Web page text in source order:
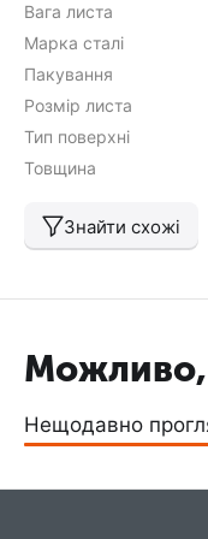
Вага листа
Марка сталі
Пакування
Розмір листа
Тип поверхні
Товщина
Знайти схожі
Можливо,
Нещодавно